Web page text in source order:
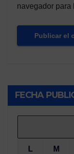
navegador para
FECHA
L M